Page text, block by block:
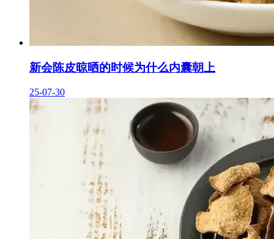
新会陈皮晾晒的时候为什么内囊朝上
25-07-30